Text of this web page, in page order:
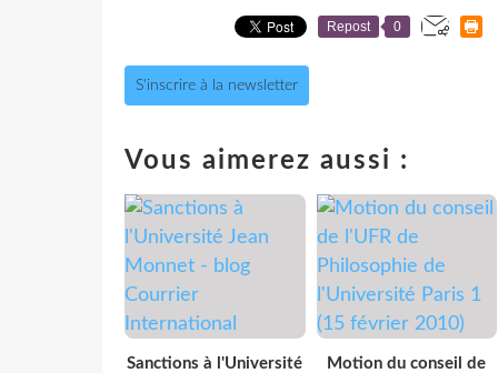
Repost 0
S'inscrire à la newsletter
Vous aimerez aussi :
Sanctions à l'Université
Motion du conseil de